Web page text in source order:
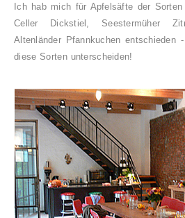
Ich hab mich für Apfelsäfte der Sorten
Celler Dickstiel, Seestermüher
Altenländer Pfannkuchen entschieden
diese Sorten unterscheiden!